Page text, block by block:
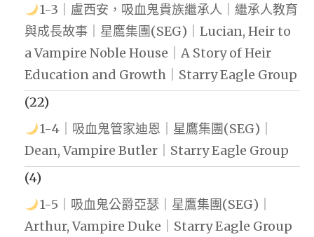
1-3｜盧西安，吸血鬼貴族繼承人｜繼承人教育
與成長故事｜星鷹集團(SEG)｜Lucian, Heir to
a Vampire Noble House｜A Story of Heir
Education and Growth｜Starry Eagle Group
(22)
1-4｜吸血鬼管家迪恩｜星鷹集團(SEG)｜
Dean, Vampire Butler｜Starry Eagle Group
(4)
1-5｜吸血鬼公爵亞瑟｜星鷹集團(SEG)｜
Arthur, Vampire Duke｜Starry Eagle Group